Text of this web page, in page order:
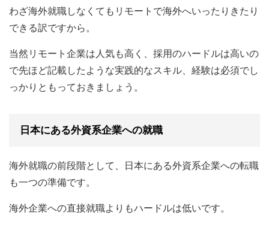
わざ海外就職しなくてもリモートで海外へいったりきたり
できる訳ですから。
当然リモート企業は人気も高く、採用のハードルは高いの
で先ほど記載したような実践的なスキル、経験は必須でし
っかりともっておきましょう。
日本にある外資系企業への就職
海外就職の前段階として、日本にある外資系企業への転職
も一つの準備です。
海外企業への直接就職よりもハードルは低いです。